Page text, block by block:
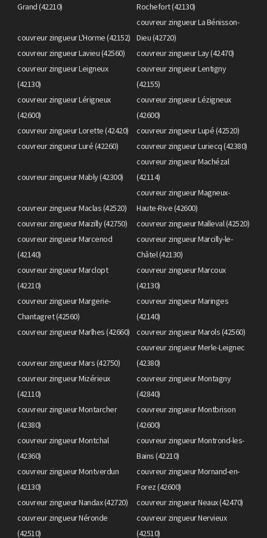
Grand (42210)
Rochefort (42130)
couvreur zingueur L'Horme (42152)
couvreur zingueur La Bénisson-
Dieu (42720)
couvreur zingueur Lavieu (42560)
couvreur zingueur Lay (42470)
couvreur zingueur Leigneux
(42130)
couvreur zingueur Lentigny
(42155)
couvreur zingueur Lérigneux
(42600)
couvreur zingueur Lézigneux
(42600)
couvreur zingueur Lorette (42420)
couvreur zingueur Lupé (42520)
couvreur zingueur Luré (42260)
couvreur zingueur Luriecq (42380)
couvreur zingueur Mably (42300)
couvreur zingueur Machézal
(42114)
couvreur zingueur Maclas (42520)
couvreur zingueur Magneux-
Haute-Rive (42600)
couvreur zingueur Maizilly (42750)
couvreur zingueur Malleval (42520)
couvreur zingueur Marcenod
(42140)
couvreur zingueur Marcilly-le-
Châtel (42130)
couvreur zingueur Marclopt
(42210)
couvreur zingueur Marcoux
(42130)
couvreur zingueur Margerie-
Chantagret (42560)
couvreur zingueur Maringes
(42140)
couvreur zingueur Marlhes (42660)
couvreur zingueur Marols (42560)
couvreur zingueur Mars (42750)
couvreur zingueur Merle-Leignec
(42380)
couvreur zingueur Mizérieux
(42110)
couvreur zingueur Montagny
(42840)
couvreur zingueur Montarcher
(42380)
couvreur zingueur Montbrison
(42600)
couvreur zingueur Montchal
(42360)
couvreur zingueur Montrond-les-
Bains (42210)
couvreur zingueur Montverdun
(42130)
couvreur zingueur Mornand-en-
Forez (42600)
couvreur zingueur Nandax (42720)
couvreur zingueur Neaux (42470)
couvreur zingueur Néronde
(42510)
couvreur zingueur Nervieux
(42510)